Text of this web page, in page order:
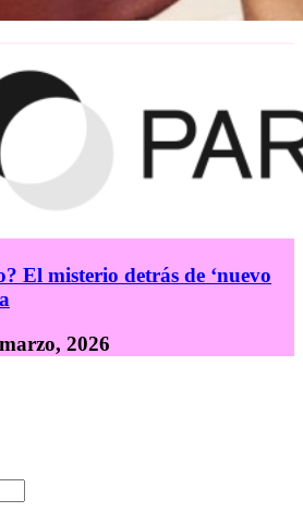
El misterio detrás de ‘nuevo
2026